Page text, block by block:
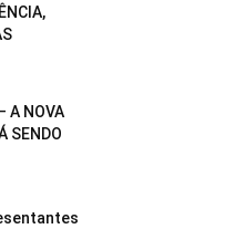
A NOVA
SENDO